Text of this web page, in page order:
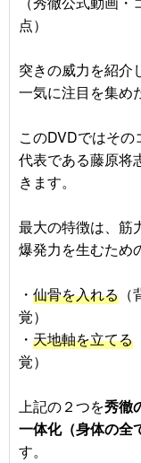
点）
突きの威力を紹介
一気に注目を集め
このDVDではその
代表である藤原将
きます。
最大の特徴は、筋
爆発力を生むため
・ 仙骨を入れる
覚）
・ 天地軸を立てる
覚）
上記の２つを秀徹
一体化（身体の全
す。